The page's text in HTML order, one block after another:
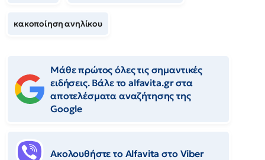
κακοποίηση ανηλίκου
Μάθε πρώτος όλες τις σημαντικές
ειδήσεις. Βάλε το alfavita.gr στα
αποτελέσματα αναζήτησης της
Google
Ακολουθήστε το Αlfavita στο Viber